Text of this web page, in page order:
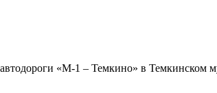
«М-1 – Темкино» в